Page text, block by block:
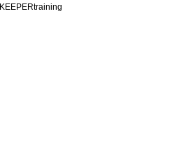
KEEPERtraining